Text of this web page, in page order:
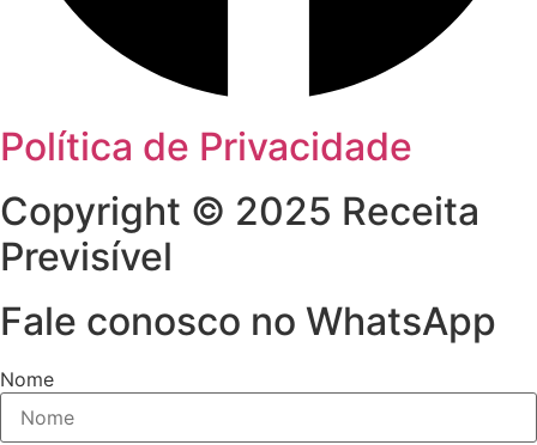
Política de Privacidade
Copyright © 2025 Receita
Previsível
Fale conosco no WhatsApp
Nome